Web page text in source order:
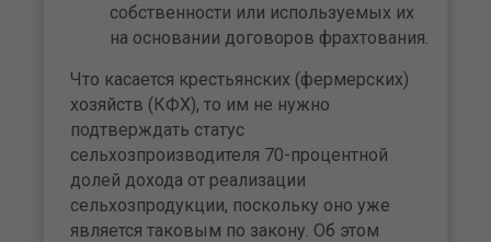
собственности или используемых их
на основании договоров фрахтования.
Что касается крестьянских (фермерских)
хозяйств (КФХ), то им не нужно
подтверждать статус
сельхозпроизводителя 70-процентной
долей дохода от реализации
сельхозпродукции, поскольку оно уже
является таковым по закону. Об этом